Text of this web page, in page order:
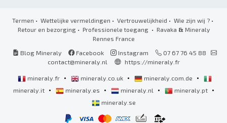
Termen • Wettelijke vermeldingen • Vertrouwelijkheid • Wie zijn wij ? •
Retour en bezorging• Professionele toegang • Ravaka & Mineraly
Rennes France
Blog Mineraly
Facebook Instagram
07 67 76 45 88
contact@mineraly.nl
https://mineraly.fr
mineraly.fr • mineraly.co.uk • mineraly.com.de •
mineraly.it • mineraly.es • mineraly.nl • mineraly.pt •
mineraly.se